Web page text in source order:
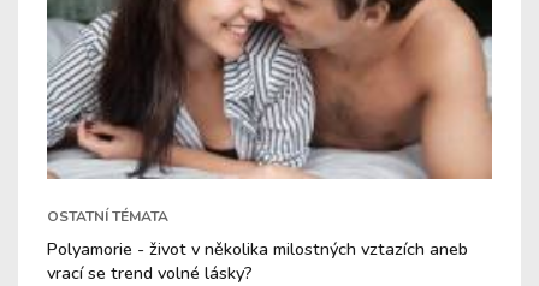
OSTATNÍ TÉMATA
Polyamorie - život v několika milostných vztazích aneb
vrací se trend volné lásky?